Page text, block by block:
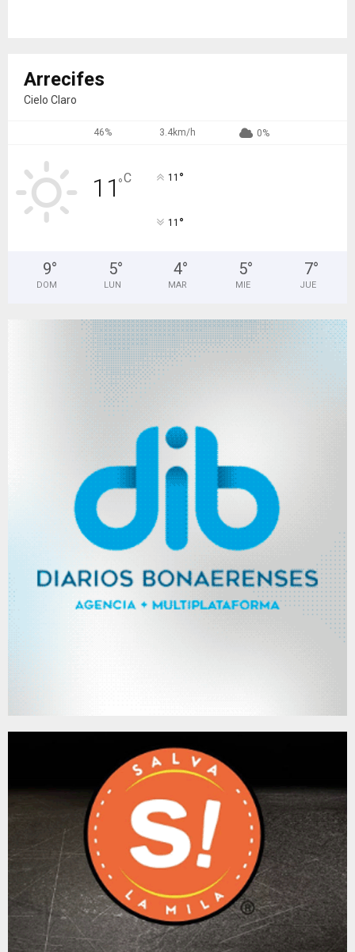
Arrecifes
Cielo Claro
46% 3.4km/h 0%
11°C 11 °
11 °
9°
DOM
5°
LUN
4°
MAR
5°
MIE
7°
JUE